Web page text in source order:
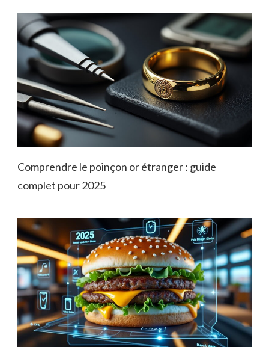
Comprendre le poinçon or étranger : guide
complet pour 2025